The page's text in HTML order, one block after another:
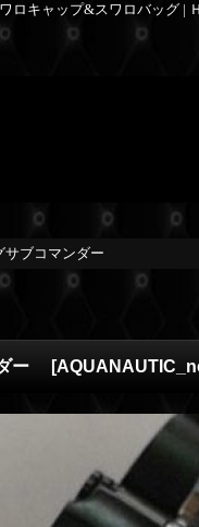
ロキャップ&スワロバッグ
サブコマンダー
ー [